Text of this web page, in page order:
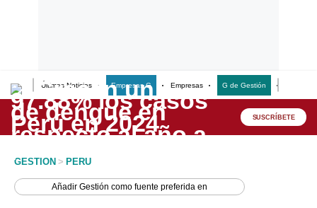
Últimas Noticias Empresas G Empresas G de Gestión
Lo último
Peru Quiosco SUSCRÍBETE
GESTION > PERU
AñadirGestión como fuente preferida en